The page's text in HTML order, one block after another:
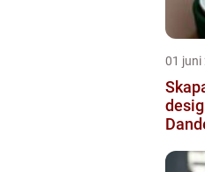
01 juni